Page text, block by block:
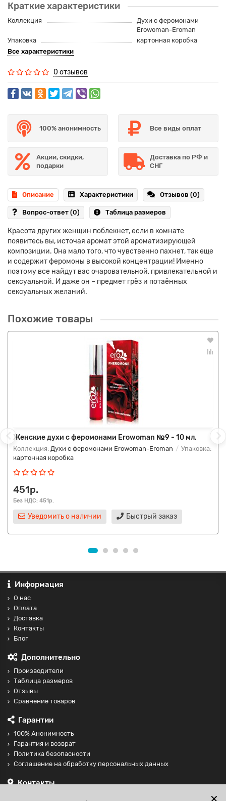
Краткие характеристики
Коллекция
Духи с феромонами
Erowoman-Eroman
Упаковка
картонная коробка
Все характеристики
0 отзывов
100% анонимность Все виды оплат
Акции, скидки,
подарки
Доставка по РФ и
СНГ
Описание Характеристики Отзывов (0)
Вопрос-ответ (0) Таблица размеров
Красота других женщин поблекнет, если в комнате
появитесь вы, источая аромат этой ароматизирующей
композиции. Она мало того, что чувственно пахнет, так еще
и содержит феромоны в высокой концентрации! Именно
поэтому все найдут вас очаровательной, привлекательной и
сексуальной. И даже он – предмет грёз и потаённых
сексуальных желаний.
Похожие товары
Женские духи с феромонами Erowoman №9 - 10 мл.
Коллекция: Духи с феромонами Erowoman-Eroman
Упаковка:
картонная коробка
451р.
Без НДС: 451р.
Уведомить о наличии Быстрый заказ
Информация
О нас
Оплата
Доставка
Контакты
Блог
Дополнительно
Производители
Таблица размеров
Отзывы
Сравнение товаров
Гарантии
100% Анонимность
Гарантия и возврат
Политика безопасности
Соглашение на обработку персональных данных
Контакты